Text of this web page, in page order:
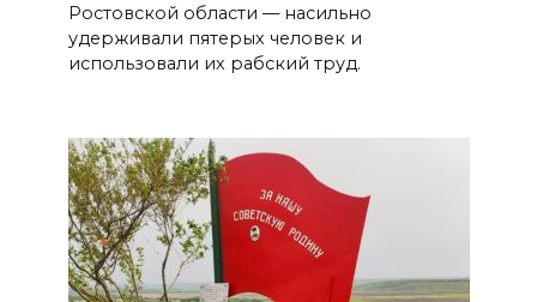
Ростовской области — насильно
удерживали пятерых человек и
использовали их рабский труд.